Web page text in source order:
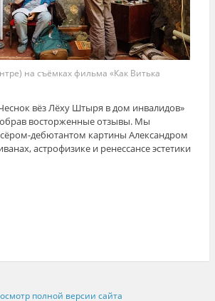
на съёмках фильма «Как Витька
вёз Лёху Штыря в дом инвалидов»
восторженные отзывы. Мы
дебютантом картины Александром
астрофизике и ренессансе эстетики
полной версии сайта